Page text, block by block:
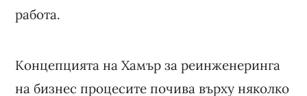
работа.
Концепцията на Хамър за реинженеринга
на бизнес процесите почива върху няколко